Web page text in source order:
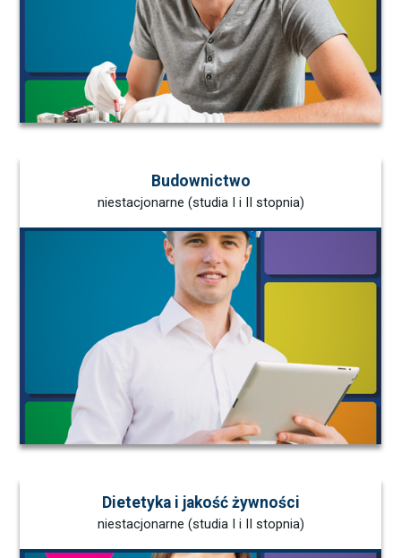
Budownictwo
niestacjonarne (studia I i II stopnia)
Dietetyka i jakość żywności
niestacjonarne (studia I i II stopnia)